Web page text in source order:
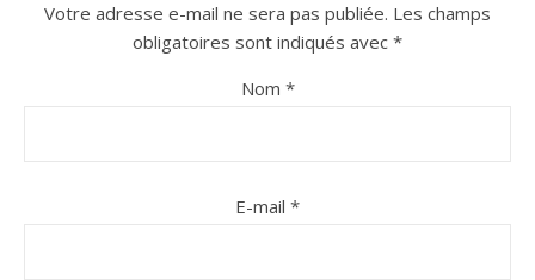
Votre adresse e-mail ne sera pas publiée. Les champs
obligatoires sont indiqués avec *
Nom *
E-mail *